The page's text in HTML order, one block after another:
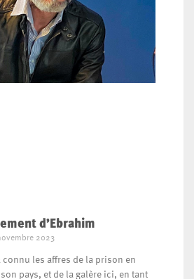
d’Ebrahim
2023
connu les affres de la prison en
pays, et de la galère ici, en tant